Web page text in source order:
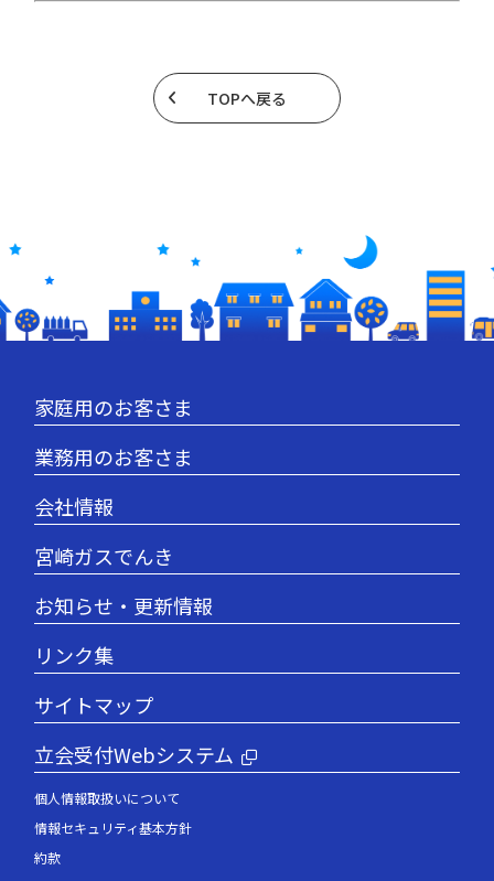
TOPへ戻る
家庭用のお客さま
業務用のお客さま
会社情報
宮崎ガスでんき
お知らせ・更新情報
リンク集
サイトマップ
立会受付Webシステム
個人情報取扱いについて
情報セキュリティ基本方針
約款